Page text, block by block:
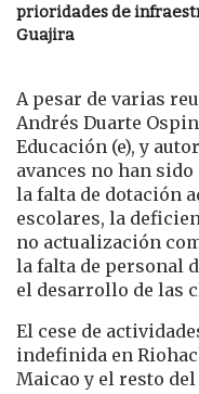
prioridades de
Guajira
A pesar de varias
Andrés Duarte
Educación (e), y
avances no han
la falta de dotación
escolares, la
no actualización
la falta de personal
el desarrollo de las
El cese de
indefinida en
Maicao y el resto